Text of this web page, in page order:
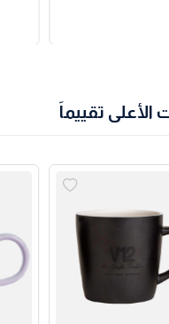
الأعلى تقييماً